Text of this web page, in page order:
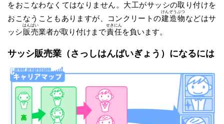
をおこなわなくてはなりません。大工がサッシの取り付けを
おこなうこともありますが、コンクリートの建造物
けんぞうぶつ
などはサ
ッシ販売
はんばい
業者が取り付けまで責任
せきにん
を負います。
サッシ販売業 （さっしはんばいぎょう） になるには